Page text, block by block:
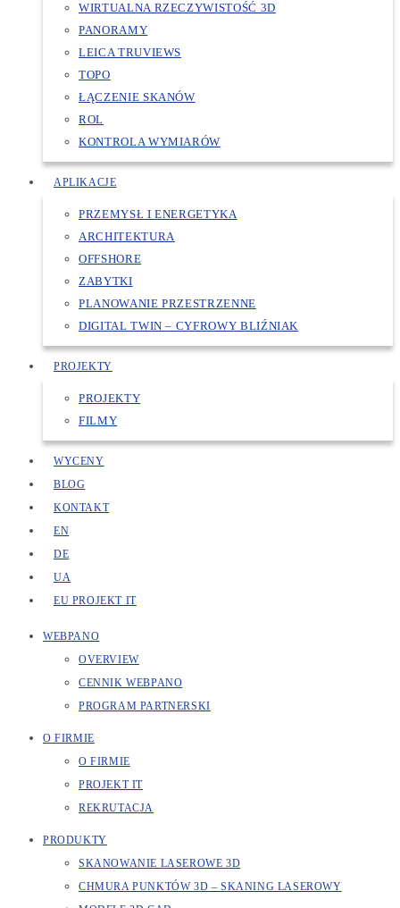
WIRTUALNA RZECZYWISTOŚĆ 3D
PANORAMY
LEICA TRUVIEWS
TOPO
ŁĄCZENIE SKANÓW
ROL
KONTROLA WYMIARÓW
APLIKACJE
PRZEMYSŁ I ENERGETYKA
ARCHITEKTURA
OFFSHORE
ZABYTKI
PLANOWANIE PRZESTRZENNE
DIGITAL TWIN – CYFROWY BLIŹNIAK
PROJEKTY
PROJEKTY
FILMY
WYCENY
BLOG
KONTAKT
EN
DE
UA
EU PROJEKT IT
WEBPANO
OVERVIEW
CENNIK WEBPANO
PROGRAM PARTNERSKI
O FIRMIE
O FIRMIE
PROJEKT IT
REKRUTACJA
PRODUKTY
SKANOWANIE LASEROWE 3D
CHMURA PUNKTÓW 3D – SKANING LASEROWY